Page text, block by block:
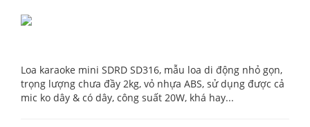
Loa karaoke mini SDRD SD316, mẫu loa di động nhỏ gọn,
trọng lượng chưa đầy 2kg, vỏ nhựa ABS, sử dụng được cả
mic ko dây & có dây, công suất 20W, khá hay...